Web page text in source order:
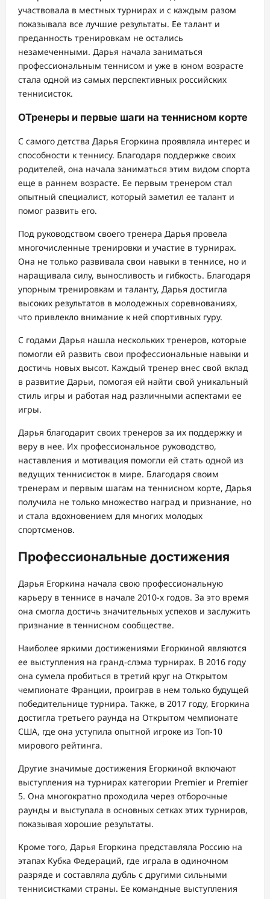
участвовала в местных турнирах и с каждым разом
показывала все лучшие результаты. Ее талант и
преданность тренировкам не остались
незамеченными. Дарья начала заниматься
профессиональным теннисом и уже в юном возрасте
стала одной из самых перспективных российских
теннисисток.
ОТренеры и первые шаги на теннисном корте
С самого детства Дарья Егоркина проявляла интерес и
способности к теннису. Благодаря поддержке своих
родителей, она начала заниматься этим видом спорта
еще в раннем возрасте. Ее первым тренером стал
опытный специалист, который заметил ее талант и
помог развить его.
Под руководством своего тренера Дарья провела
многочисленные тренировки и участие в турнирах.
Она не только развивала свои навыки в теннисе, но и
наращивала силу, выносливость и гибкость. Благодаря
упорным тренировкам и таланту, Дарья достигла
высоких результатов в молодежных соревнованиях,
что привлекло внимание к ней спортивных гуру.
С годами Дарья нашла нескольких тренеров, которые
помогли ей развить свои профессиональные навыки и
достичь новых высот. Каждый тренер внес свой вклад
в развитие Дарьи, помогая ей найти свой уникальный
стиль игры и работая над различными аспектами ее
игры.
Дарья благодарит своих тренеров за их поддержку и
веру в нее. Их профессиональное руководство,
наставления и мотивация помогли ей стать одной из
ведущих теннисисток в мире. Благодаря своим
тренерам и первым шагам на теннисном корте, Дарья
получила не только множество наград и признание, но
и стала вдохновением для многих молодых
спортсменов.
Профессиональные достижения
Дарья Егоркина начала свою профессиональную
карьеру в теннисе в начале 2010-х годов. За это время
она смогла достичь значительных успехов и заслужить
признание в теннисном сообществе.
Наиболее яркими достижениями Егоркиной являются
ее выступления на гранд-слэма турнирах. В 2016 году
она сумела пробиться в третий круг на Открытом
чемпионате Франции, проиграв в нем только будущей
победительнице турнира. Также, в 2017 году, Егоркина
достигла третьего раунда на Открытом чемпионате
США, где она уступила опытной игроке из Топ-10
мирового рейтинга.
Другие значимые достижения Егоркиной включают
выступления на турнирах категории Premier и Premier
5. Она многократно проходила через отборочные
раунды и выступала в основных сетках этих турниров,
показывая хорошие результаты.
Кроме того, Дарья Егоркина представляла Россию на
этапах Кубка Федераций, где играла в одиночном
разряде и составляла дубль с другими сильными
теннисистками страны. Ее командные выступления